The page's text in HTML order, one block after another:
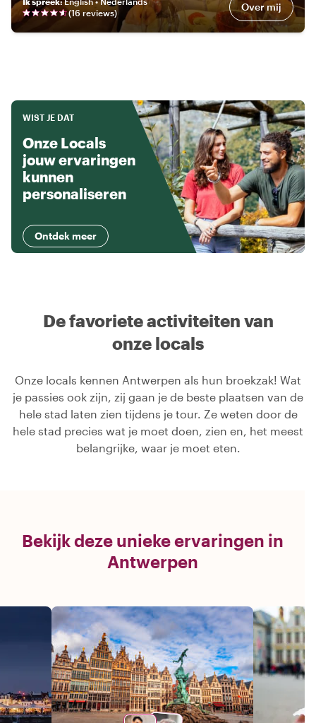
(16reviews) Over mij
WIST JE DAT
Onze Locals
jouw ervaringen
kunnen
personaliseren
Ontdek meer
De favoriete activiteiten van
onze locals
Onze locals kennen Antwerpen als hun broekzak! Wat
je passies ook zijn, zij gaan je de beste plaatsen van de
hele stad laten zien tijdens je tour. Ze weten door de
hele stad precies wat je moet doen, zien en, het meest
belangrijke, waar je moet eten.
Bekijk deze unieke ervaringen in
Antwerpen